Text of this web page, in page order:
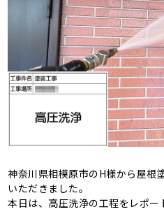
神奈川県相模原市のH様から屋根
いただきました。
本日は、高圧洗浄の工程をレポー